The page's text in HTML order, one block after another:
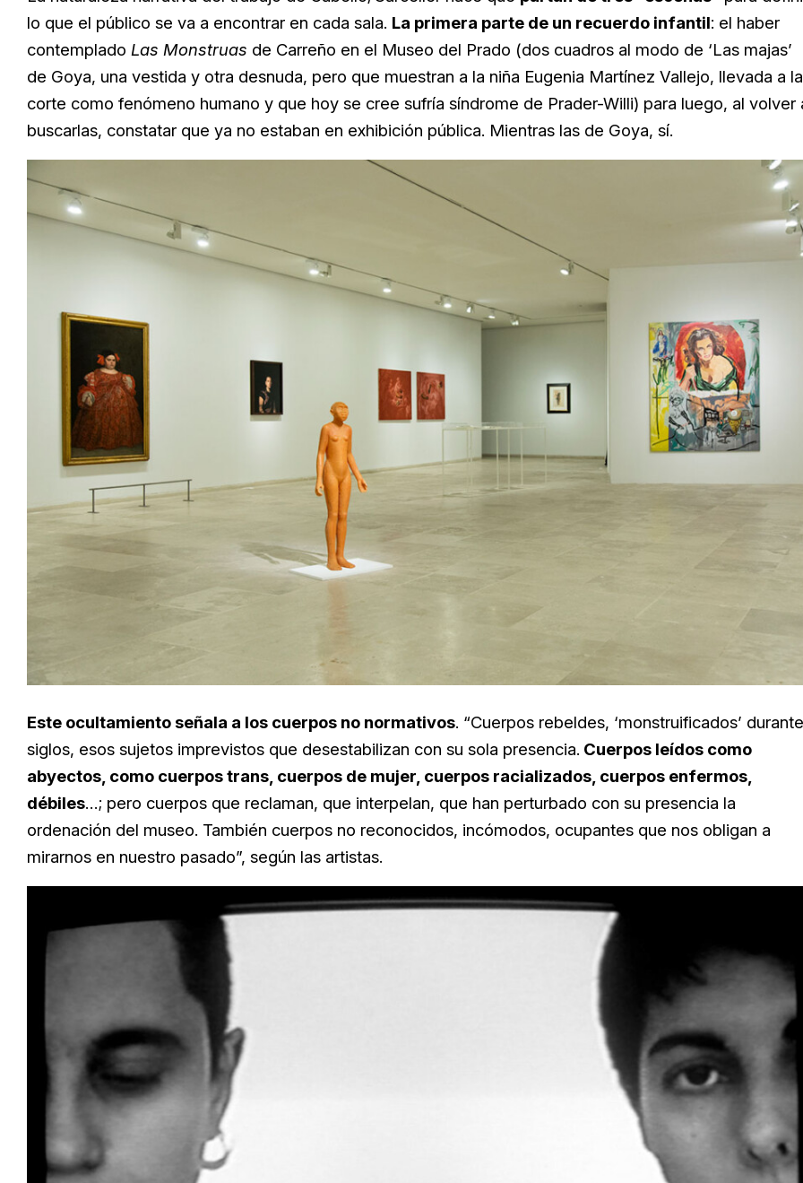
lo que el público se va a encontrar en cada sala. La primera parte de un recuerdo infantil: el haber
contemplado Las Monstruas de Carreño en el Museo del Prado (dos cuadros al modo de ‘Las majas’
de Goya, una vestida y otra desnuda, pero que muestran a la niña Eugenia Martínez Vallejo, llevada a la
corte como fenómeno humano y que hoy se cree sufría síndrome de Prader-Willi) para luego, al volver
buscarlas, constatar que ya no estaban en exhibición pública. Mientras las de Goya, sí.
Este ocultamiento señala a los cuerpos no normativos. “Cuerpos rebeldes, ‘monstruificados’ durante
siglos, esos sujetos imprevistos que desestabilizan con su sola presencia. Cuerpos leídos como
abyectos, como cuerpos trans, cuerpos de mujer, cuerpos racializados, cuerpos enfermos,
débiles…; pero cuerpos que reclaman, que interpelan, que han perturbado con su presencia la
ordenación del museo. También cuerpos no reconocidos, incómodos, ocupantes que nos obligan a
mirarnos en nuestro pasado”, según las artistas.